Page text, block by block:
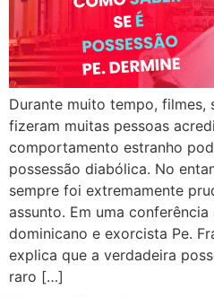
Durante muito tempo, filmes,
fizeram muitas pessoas
comportamento estranho
possessão diabólica. No
sempre foi extremamente
assunto. Em uma
dominicano e exorcista Pe.
explica que a verdadeira
raro […]